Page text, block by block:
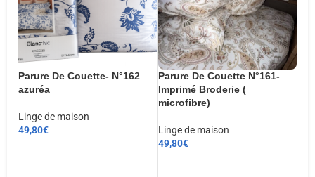
Parure De Couette- N°162
azuréa
Linge de maison
49,80€
Parure De Couette N°161-
Imprimé Broderie (
microfibre)
Linge de maison
49,80€